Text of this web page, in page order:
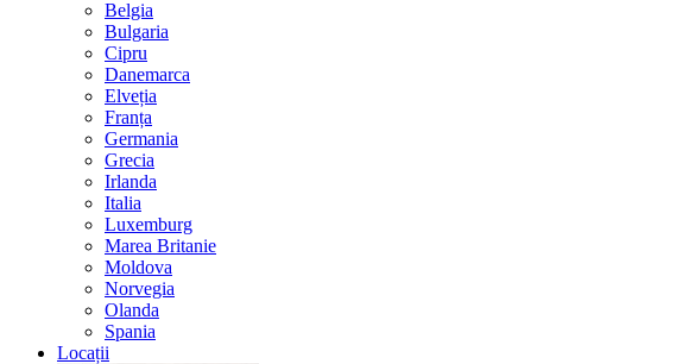
Belgia
Bulgaria
Cipru
Danemarca
Elveția
Franța
Germania
Grecia
Irlanda
Italia
Luxemburg
Marea Britanie
Moldova
Norvegia
Olanda
Spania
Locații